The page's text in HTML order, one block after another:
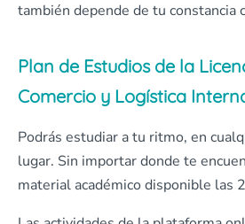
también depende de tu constancia
Plan de Estudios de la
Comercio y Logística
Podrás estudiar a tu ritmo, en
lugar. Sin importar donde te
material académico disponible las